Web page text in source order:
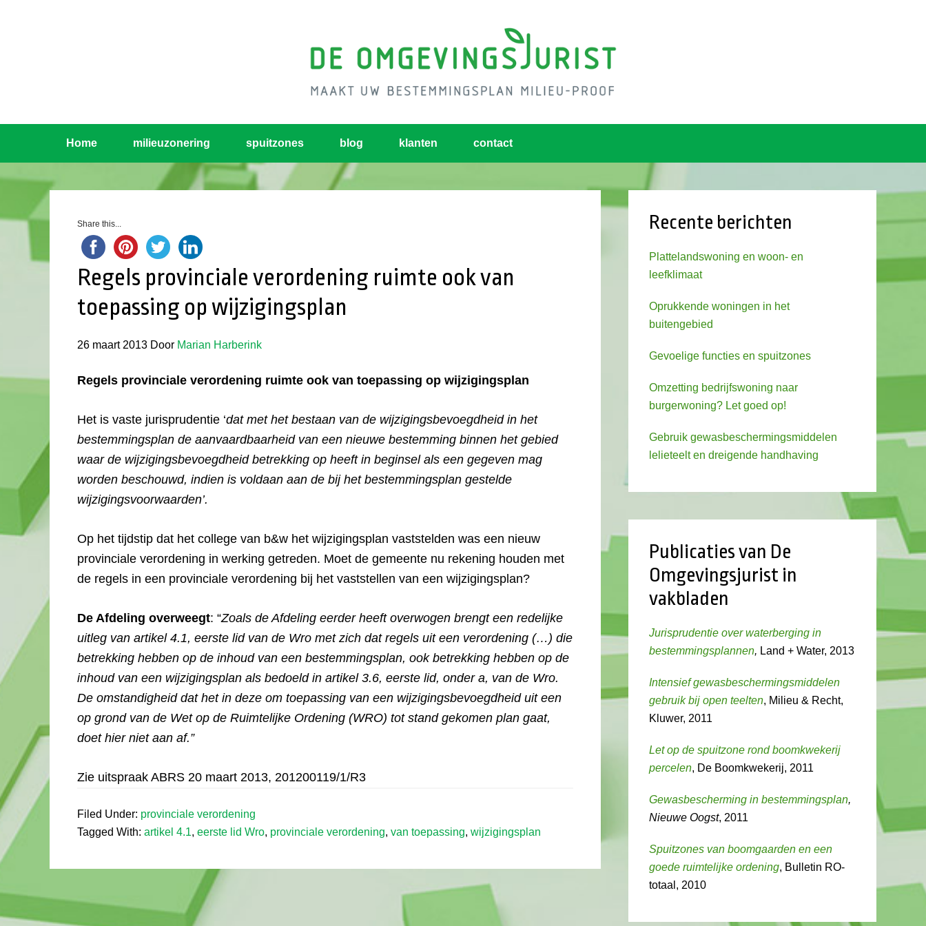
Home milieuzonering spuitzones blog klanten contact
Share this...
Regels provinciale verordening ruimte ook van
toepassing op wijzigingsplan
26 maart 2013 Door Marian Harberink
Regels provinciale verordening ruimte ook van toepassing op wijzigingsplan
Het is vaste jurisprudentie ‘dat met het bestaan van de wijzigingsbevoegdheid in het
bestemmingsplan de aanvaardbaarheid van een nieuwe bestemming binnen het gebied
waar de wijzigingsbevoegdheid betrekking op heeft in beginsel als een gegeven mag
worden beschouwd, indien is voldaan aan de bij het bestemmingsplan gestelde
wijzigingsvoorwaarden’.
Op het tijdstip dat het college van b&w het wijzigingsplan vaststelden was een nieuw
provinciale verordening in werking getreden. Moet de gemeente nu rekening houden met
de regels in een provinciale verordening bij het vaststellen van een wijzigingsplan?
De Afdeling overweegt: “Zoals de Afdeling eerder heeft overwogen brengt een redelijke
uitleg van artikel 4.1, eerste lid van de Wro met zich dat regels uit een verordening (…) die
betrekking hebben op de inhoud van een bestemmingsplan, ook betrekking hebben op de
inhoud van een wijzigingsplan als bedoeld in artikel 3.6, eerste lid, onder a, van de Wro.
De omstandigheid dat het in deze om toepassing van een wijzigingsbevoegdheid uit een
op grond van de Wet op de Ruimtelijke Ordening (WRO) tot stand gekomen plan gaat,
doet hier niet aan af.”
Zie uitspraak ABRS 20 maart 2013, 201200119/1/R3
Filed Under: provinciale verordening
Tagged With: artikel 4.1, eerste lid Wro, provinciale verordening, van toepassing, wijzigingsplan
Recente berichten
Plattelandswoning en woon- en
leefklimaat
Oprukkende woningen in het
buitengebied
Gevoelige functies en spuitzones
Omzetting bedrijfswoning naar
burgerwoning? Let goed op!
Gebruik gewasbeschermingsmiddelen
lelieteelt en dreigende handhaving
Publicaties van De
Omgevingsjurist in
vakbladen
Jurisprudentie over waterberging in
bestemmingsplannen, Land + Water, 2013
Intensief gewasbeschermingsmiddelen
gebruik bij open teelten, Milieu & Recht,
Kluwer, 2011
Let op de spuitzone rond boomkwekerij
percelen, De Boomkwekerij, 2011
Gewasbescherming in bestemmingsplan,
Nieuwe Oogst, 2011
Spuitzones van boomgaarden en een
goede ruimtelijke ordening, Bulletin RO-
totaal, 2010